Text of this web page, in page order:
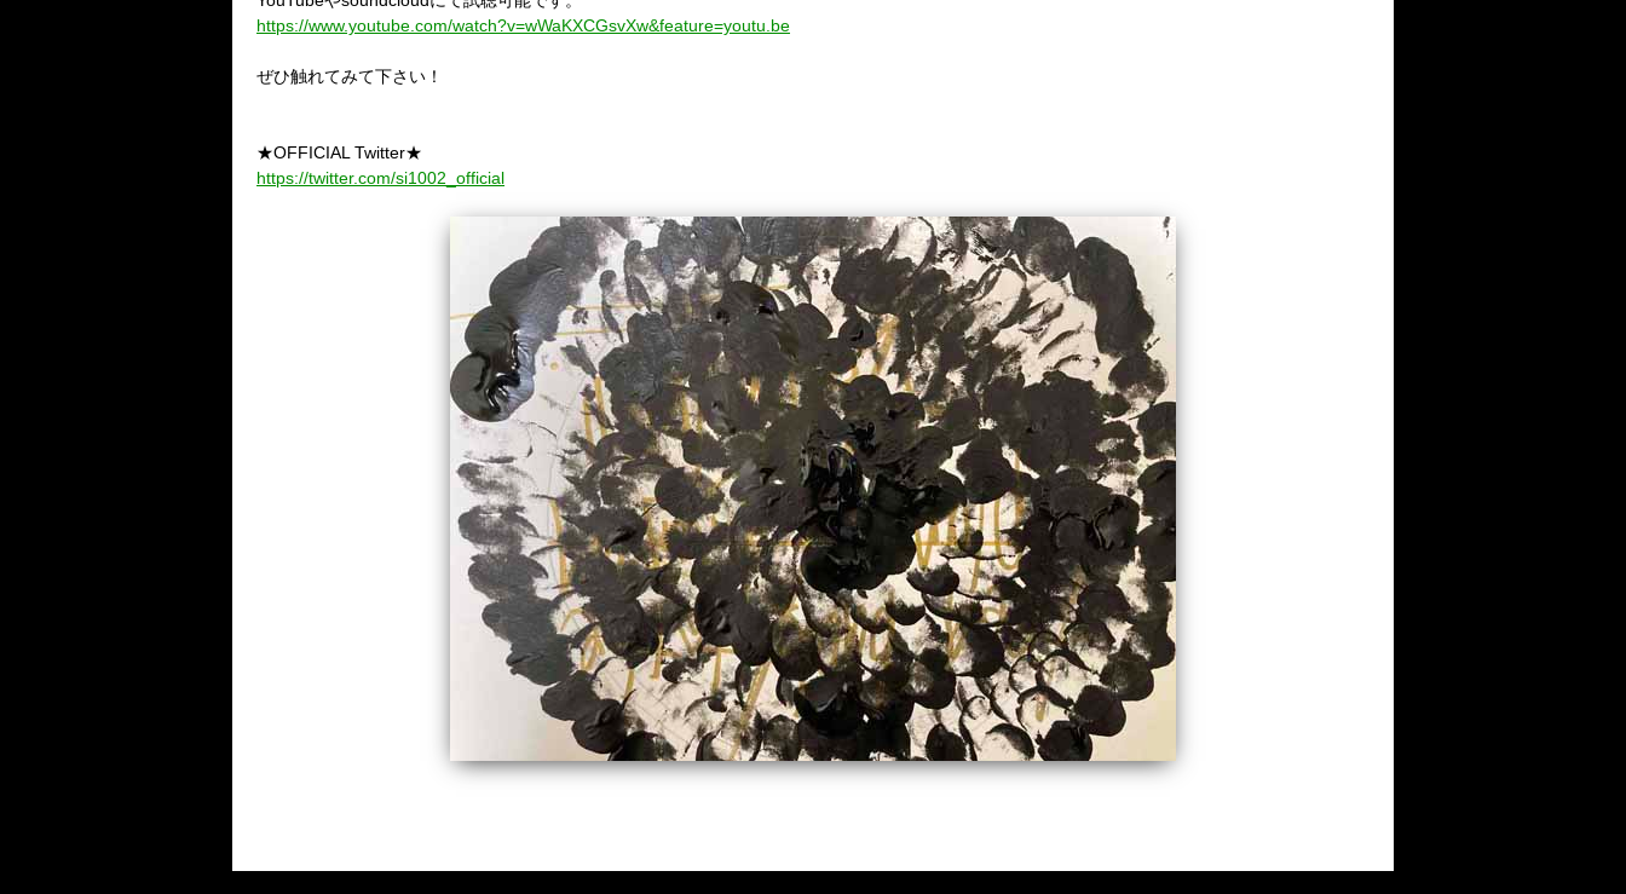
https://www.youtube.com/watch?v=wWaKXCGsvXw&feature=youtu.be
ぜひ触れてみて下さい！
★OFFICIAL Twitter★
https://twitter.com/si1002_official